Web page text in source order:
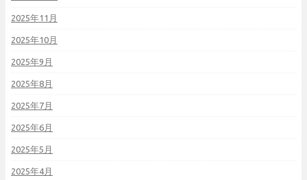
2025年11月
2025年10月
2025年9月
2025年8月
2025年7月
2025年6月
2025年5月
2025年4月